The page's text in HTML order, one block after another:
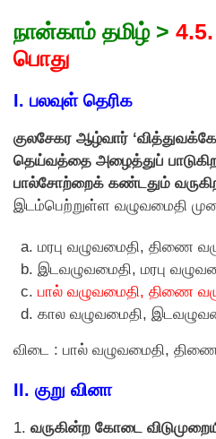
நான்காம் தமிழ் >
பொது
I. பலவுள் தெரிக
குலசேகர ஆழ்வார்
தெய்வத்தை அழைத்துப்
பால்சோற்றைக் கண்டதும்
இடம்பெற்றுள்ள வழுவமைதி
மரபு வழுவமைதி, திணை
இடவழுவமைதி, மரபு
பால் வழுவமைதி, திணை
கால வழுவமைதி,
விடை : பால் வழுவமைதி,
II. குறு வினா
1. வருகின்ற கோடை